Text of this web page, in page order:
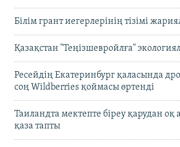
Білім грант иегерлерінің тізімі
Қазақстан "Теңізшевройлға"
Ресейдің Екатеринбург қаласында
соң Wildberries қоймасы өртенді
Таиландта мектепте біреу қарудан оқ
қаза тапты